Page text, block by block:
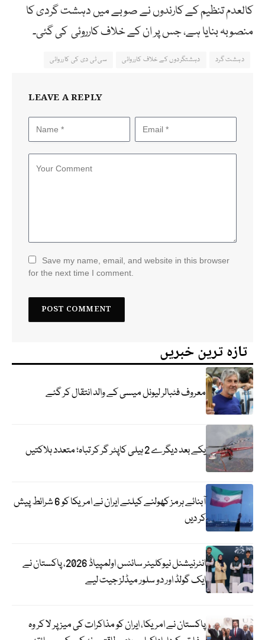
کالعدم تنظیم کے کارندوں نے صوبے میں دہشت گردی کا
منصوبہ بنایا ہے، جس پر ان کے خلاف کارروئی کی گئی۔
دہشت گرد دہشتگردوں کے خلاف کارروائی سی ٹی دی کی کارروائی
LEAVE A REPLY
Save my name, email, and website in this browser
for the next time I comment.
تازہ ترین خبریں
معروف فٹبالر لیونل میسی کے والد انتقال کر گئے
یکے بعد دیگرے 2 ہیلی کاپٹر گر کر تباہ؛ متعدد ہلاکتیں
آبنائے ہرمز کھولنے کیلئے ایران نے امریکا کو 6 شرائط پیش
کر دیں
انٹرنیشنل نیوکلیئر سائنس اولمپیاڈ 2026، پاکستان نے
ایک گولڈ اور دو سلور میڈلز جیت لیے
پاکستان نے امریکا، ایران کو مذاکرات کی میز پر لا کر وہ